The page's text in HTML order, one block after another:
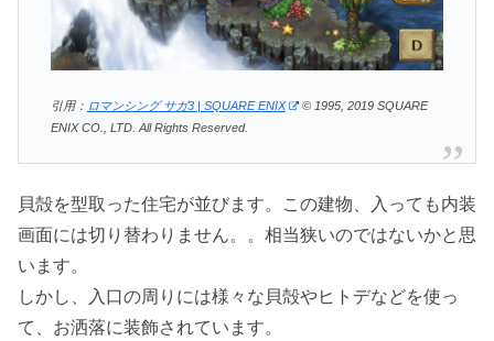
引用： ロマンシング サガ3 | SQUARE ENIX
© 1995, 2019 SQUARE
ENIX CO., LTD. All Rights Reserved.
貝殻を型取った住宅が並びます。この建物、入っても内装
画面には切り替わりません。。相当狭いのではないかと思
います。
しかし、入口の周りには様々な貝殻やヒトデなどを使っ
て、お洒落に装飾されています。